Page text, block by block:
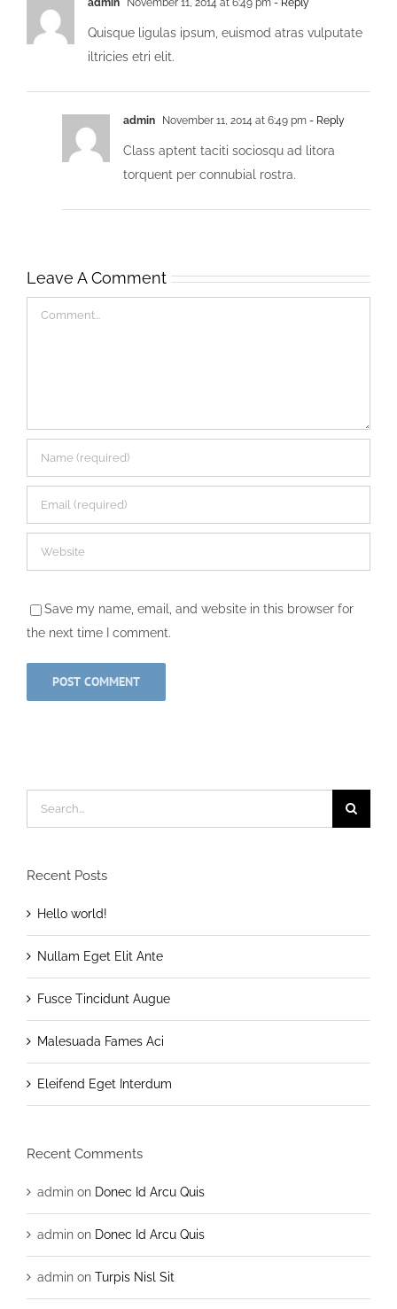
admin November 11, 2014 at 6:49 pm - Reply
Quisque ligulas ipsum, euismod atras vulputate
iltricies etri elit.
admin November 11, 2014 at 6:49 pm - Reply
Class aptent taciti sociosqu ad litora
torquent per connubial rostra.
Leave A Comment
Comment
Save my name, email, and website in this browser for
the next time I comment.
for:
Recent Posts
Hello world!
Nullam Eget Elit Ante
Fusce Tincidunt Augue
Malesuada Fames Aci
Eleifend Eget Interdum
Recent Comments
admin on Donec Id Arcu Quis
admin on Donec Id Arcu Quis
admin on Turpis Nisl Sit